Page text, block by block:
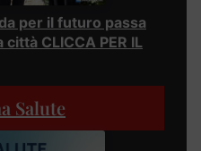
per il futuro passa
CLICCA PER IL
Salute